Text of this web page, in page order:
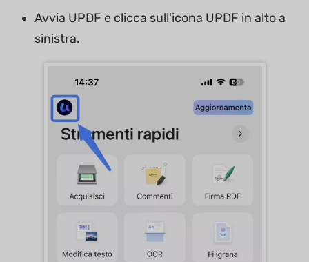
Avvia UPDF e clicca sull'icona UPDF in alto a
sinistra.